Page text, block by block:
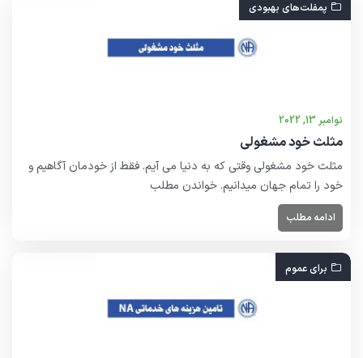
پمفلت‌هاى بهبودى
نوامبر 13, 2022
مثلث خود مشغولی
مثلث خود مشغولی وقتی که به دنیا می آیم. فقط از خودمان آگاهیم و
خود را تمام جهان میدانیم. خواندن مطلب
ادامه مطلب
برای عموم